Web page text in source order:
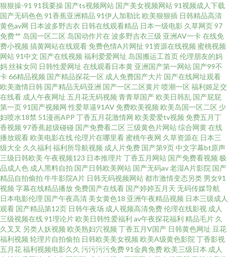
盗摄绿帽淫妻3P视频 红杏福利社 黄色免费小说3P 免费看无码一级A片在线播
国产传媒第九页 99热艹 亚洲国产综合AV AV人人 TS在线 欧美性交AA级 国产
亚洲日本在线 久久草草高清国产 欧美性爱熟女一区 欧美五月花 精品www日
韩熟女人妻 超碰97av导航 成人不卡视频一专区 天堂婷婷五月花 国产一区极
品自拍在线 51制片网 中文色一本道 国产自产精品 后入内射黑丝在线 国产韩
国精品一 国产成人久久精品 丝袜美脚天堂 国厂精品V 精品人妻人人草 中文
AV高清 69HD撸一撸 日本在线免费网 日韩中文无字码无砖 丁香五月婷婷插逼
操碰国际 国产美女在线播放 免费黄色视频大全 国产AV探花 国产精品久久婷
婷婷 日本三级无码18吃奶 五月天色色网 性爱网欧美日日色 亚洲成人色小说
网 97久草视频資源网 超碰91青娱乐吧 亚洲色图在线免费 91综合高清网 国产
狠狠操-91 91我要操 国产ts视频网站 国产美女视频网站91视频成人下载
国产无码色色91香蕉亚洲精品 91伊人加勒比 欧美狠狠插 日韩精品高清
黄色av网 日本波多野吉衣 日韩在线观看精品 日本一级电影 久草网页97
免费艹 岛国一区二区 岛国动作片在 波多野吉衣三级 亚洲AV一卡在线免
费小视频 搞黄网站在线观看 免费色情A片网扯 91资源在线视频 蜜桃视频
网站91中文 国产在线视频 福利爱爱网址 岛国搬运工首页伦理朋友的妈
妈 丝袜女同 日韩性爱网址 在线观看日本黄 亚洲国产第一网站 国产99不
卡66精品视频 国产精品探花一区 成人免费国产大片 国产在线网址观看
欧美激情日韩 国产精品无码亚洲 国产一区二区黄片喷潮一区 福利姬足交
在线看 成人午夜网址 五月花无码视频 青青草国产 欧美日韩乱 国产屁屁
第一页91国产视频网 性爱草逼91AV 免费欧美视频 欧美岛国一区二区 少
妇喷水18禁 51漫画APP 丁香五月花激情网 欧美爱爱tv视频 免费五月丁
香视频 97香蕉超级碰碰 国产免费看二区 三级黄色片网站综合网黄在线
播放观看 欧美电影在线伦理片在哪里看蜜桃午夜网 久草资源在 日本三
级大全 久久福利 福利所导航视频 成人片免费 国产第9页中文字幕bt原声
三级日韩欧美 午夜视频123 日本推理片丁香五月网站 国产免费看视频 极
品成人色 成人黑料自拍 国产日韩欧美网站 国产无码av老湿A片影院 国产
精品自拍偷拍 牛牛影院A片 日韩无码视频网站都市激情变态另类 男女91
视频 字幕在线精品播放 免费国产在线看 国产婷婷五月天 无码传媒导航
日本电影伦理 国产午夜高清 美女黄色18 亚洲午夜精品视频 日本三级成人
观看 国产精品第12页 日韩午夜场 成人视频高清免费伦理在线影视 成人
三级视频在线91理论片 欧美日韩性爱福利 av午夜探花福利 精品毛片 久
久叉叉 另类人妖视频 欧美熟妇穴视频 丁香五月V国产 日韩黄色网址 豆花
福利视频 轮理片自拍偷拍 日韩欧美美女视频 欧美A级黄色影院 丁香影视
五月花福利视频电影久久 污污污污免费91金典免费 欧美三级日本 成人